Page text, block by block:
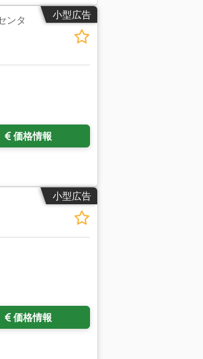
小型広告
ンタ
価格情報
小型広告
価格情報